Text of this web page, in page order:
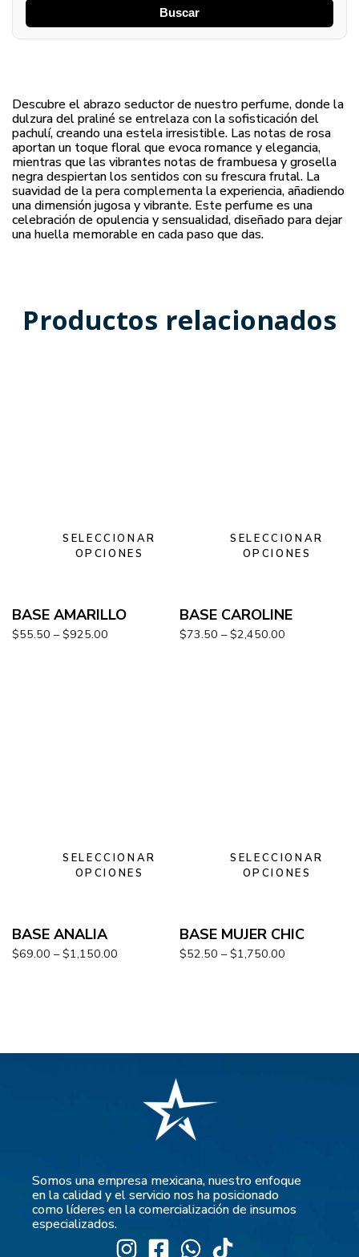
Buscar
Descubre el abrazo seductor de nuestro perfume, donde la
dulzura del praliné se entrelaza con la sofisticación del
pachulí, creando una estela irresistible. Las notas de rosa
aportan un toque floral que evoca romance y elegancia,
mientras que las vibrantes notas de frambuesa y grosella
negra despiertan los sentidos con su frescura frutal. La
suavidad de la pera complementa la experiencia, añadiendo
una dimensión jugosa y vibrante. Este perfume es una
celebración de opulencia y sensualidad, diseñado para dejar
una huella memorable en cada paso que das.
Productos relacionados
SELECCIONAR
OPCIONES
BASE AMARILLO
$55.50 – $925.00
SELECCIONAR
OPCIONES
BASE CAROLINE
$73.50 – $2,450.00
SELECCIONAR
OPCIONES
BASE ANALIA
$69.00 – $1,150.00
SELECCIONAR
OPCIONES
BASE MUJER CHIC
$52.50 – $1,750.00
Somos una empresa mexicana, nuestro enfoque
en la calidad y el servicio nos ha posicionado
como líderes en la comercialización de insumos
especializados.